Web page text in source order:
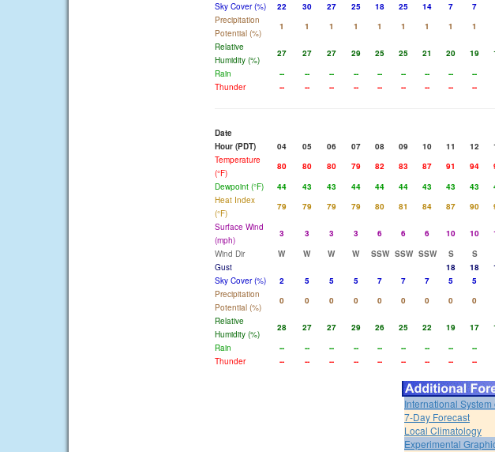
Sky Cover (%)
22 30 27 25 18 25 14 7 7
Precipitation
Potential (%)
1 1 1 1 1 1 1 1 1
Relative
Humidity (%)
27 27 27 29 25 25 21 20 19
Rain
-- -- -- -- -- -- -- -- --
Thunder
-- -- -- -- -- -- -- -- --
Date
Hour (PDT)
04 05 06 07 08 09 10 11 12
Temperature
(°F)
80 80 80 79 82 83 87 91 94
Dewpoint (°F)
44 43 43 44 44 44 43 43 43
Heat Index
(°F)
79 79 79 79 80 81 84 87 90
Surface Wind
(mph)
3 3 3 3 6 6 6 10 10
Wind Dir
W W W W SSW SSW SSW S S
Gust
18 18
Sky Cover (%)
2 5 5 5 7 7 7 5 5
Precipitation
Potential (%)
0 0 0 0 0 0 0 0 0
Relative
Humidity (%)
28 27 27 29 26 25 22 19 17
Rain
-- -- -- -- -- -- -- -- --
Thunder
-- -- -- -- -- -- -- -- --
International System
7-Day Forecast
Local Climatology
Experimental